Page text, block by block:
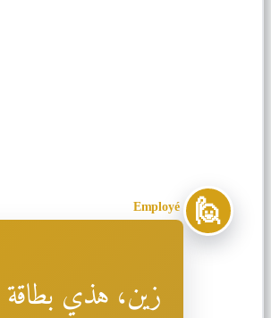
🙋
Employé
زين، هذي بطاقة